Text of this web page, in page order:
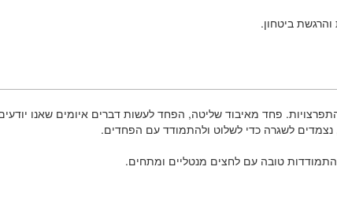
ביטחון.
פחד מאיבוד שליטה, הפחד לעשות דברים איומים שאנו
לשגרה כדי לשלוט ולהתמודד עם הפחדים.
טובה עם לחצים מנטליים ומתחים.